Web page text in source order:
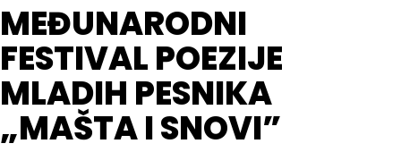
MEĐUNARODNI
FESTIVAL POEZIJE
MLADIH PESNIKA
„MAŠTA I SNOVI”